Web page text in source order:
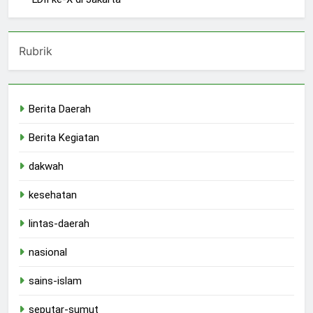
Rubrik
Berita Daerah
Berita Kegiatan
dakwah
kesehatan
lintas-daerah
nasional
sains-islam
seputar-sumut